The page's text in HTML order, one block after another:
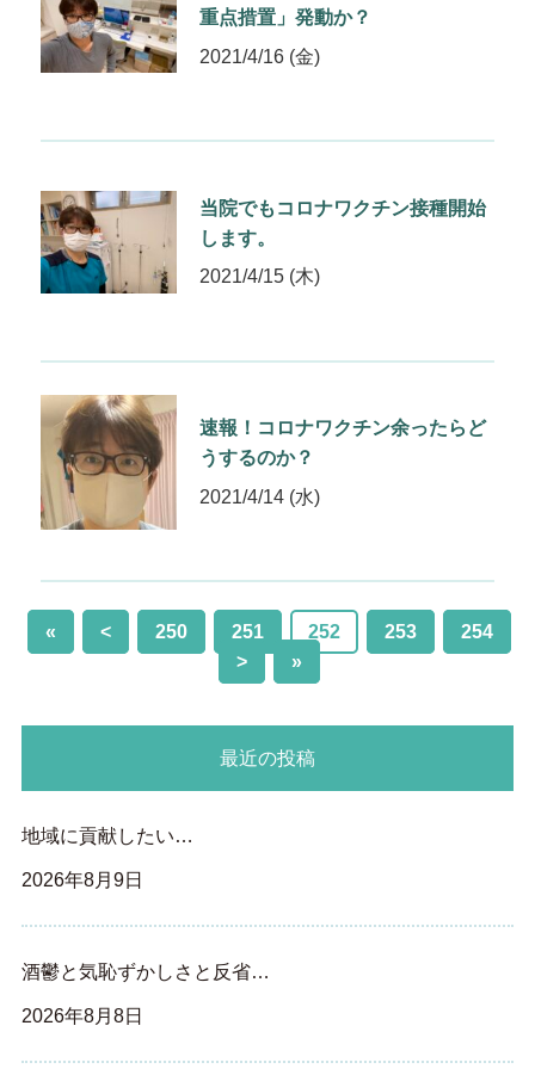
重点措置」発動か？
2021/4/16 (金)
当院でもコロナワクチン接種開始
します。
2021/4/15 (木)
速報！コロナワクチン余ったらど
うするのか？
2021/4/14 (水)
« < 250 251 252 253
254
>
»
最近の投稿
地域に貢献したい…
2026年8月9日
酒鬱と気恥ずかしさと反省…
2026年8月8日